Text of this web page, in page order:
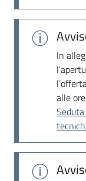
In
alle